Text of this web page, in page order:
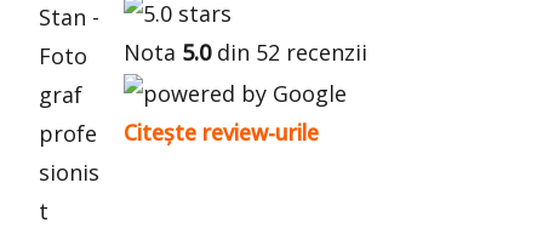
Nota 5.0din 52 recenzii
Citește review-urile